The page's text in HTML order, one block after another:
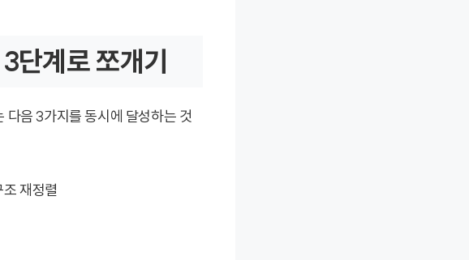
단계로 쪼개기
다음 3가지를 동시에 달성하는 것
재정렬